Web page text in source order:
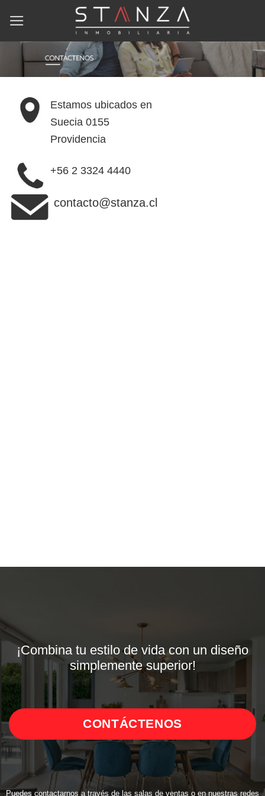
content
‎Estamos ubicados en
Suecia 0155
Providencia
‎+56 2 3324 4440
‎contacto@stanza.cl
¡Combina tu estilo de vida con un diseño
simplemente superior!
CONTÁCTENOS
Puedes contactarnos a través de las salas de ventas o en nuestras redes